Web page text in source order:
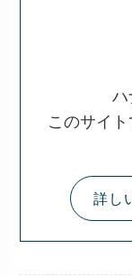
ハ
このサイ
詳し